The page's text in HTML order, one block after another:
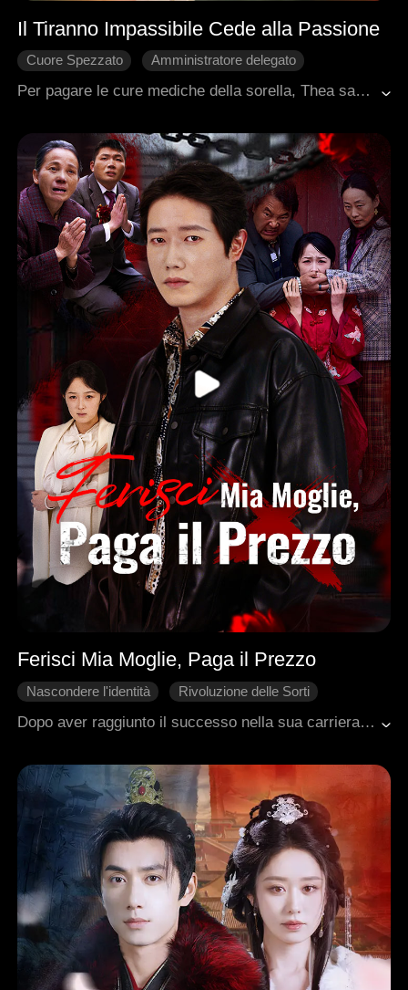
Il Tiranno Impassibile Cede alla Passione
Cuore Spezzato
Amministratore delegato
Romanzo sentimentale moderno
Per pagare le cure mediche della sorella, Thea sacrifica la sua verginità a caro prezzo, vendendosi a uno sconosciuto di nome Jeff. Un anno dopo, durante una riunione con gli amici del suo spasimante Gavin, incontra nuovamente Jeff. Lui la riconobbe e la affrontò in un luogo isolato. In preda al panico, Thea fuggì nella stanza privata, ma Gavin la trascinò ad affrontare nuovamente Jeff. Gavin le disse che solo Jeff aveva la medicina che poteva salvare sua sorella. Ingoiando il suo orgoglio, la donna lo pregò umilmente di darle la medicina, ma Jeff era implacabile, deciso a riaccendere la passione di quella notte indimenticabile....
Ferisci Mia Moglie, Paga il Prezzo
Nascondere l'identità
Rivoluzione delle Sorti
Vendetta
Dopo aver raggiunto il successo nella sua carriera, Adrian tornò nella sua città natale con l'intenzione di ripagare il favore a sua zia Thea e a suo zio Ryan, che si erano presi cura di sua moglie Brielle. Con suo shock, scoprì che Thea e Ryan avevano abusato di Brielle per lungo tempo e avevano persino tentato di venderla a un uomo con disabilità intellettive. Adrian salvò sua moglie ed espose la verità, portando i cattivi ad affrontare severe punizioni legali. Durante questo processo, Adrian scoprì di non essere il figlio biologico di sua madre Kaylee, e che suo padre biologico era stato ucciso da Kaylee e dal suo secondo marito Nathan. Alla fine, Adrian e Brielle ricostruirono la loro casa, si dedicarono allo sviluppo rurale e accolsero una nuova vita insieme a un futuro pacifico.